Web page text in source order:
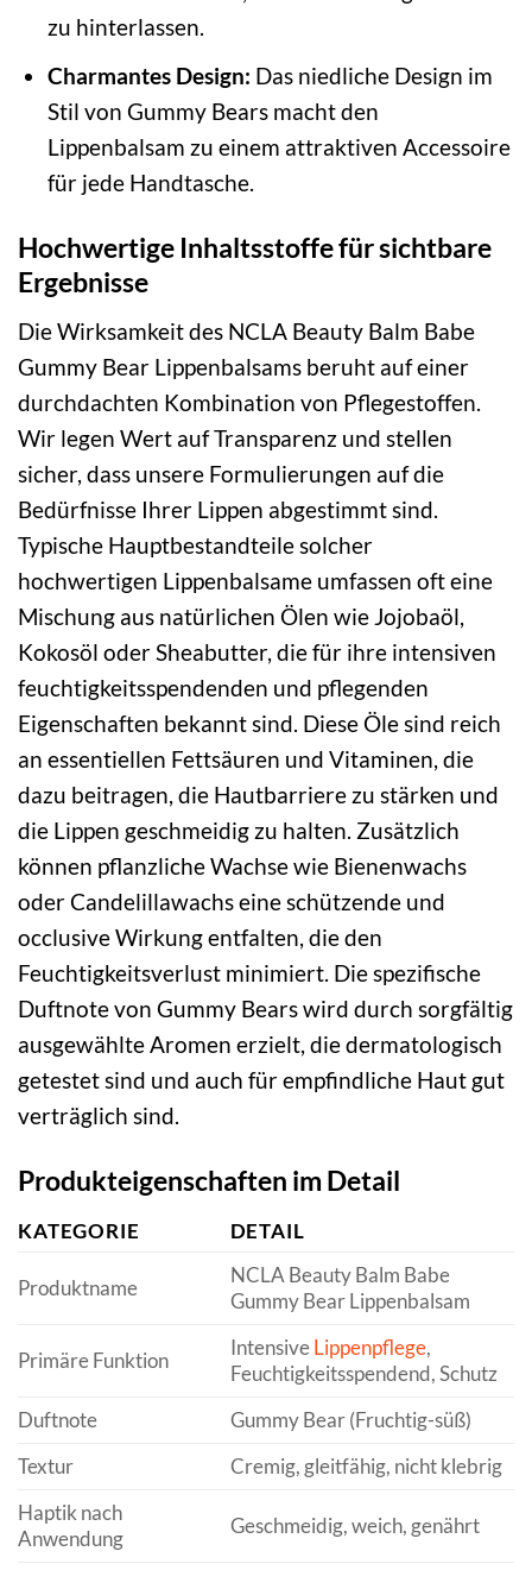
zu hinterlassen.
Charmantes Design: Das niedliche Design im
Stil von Gummy Bears macht den
Lippenbalsam zu einem attraktiven Accessoire
für jede Handtasche.
Hochwertige Inhaltsstoffe für sichtbare
Ergebnisse
Die Wirksamkeit des NCLA Beauty Balm Babe
Gummy Bear Lippenbalsams beruht auf einer
durchdachten Kombination von Pflegestoffen.
Wir legen Wert auf Transparenz und stellen
sicher, dass unsere Formulierungen auf die
Bedürfnisse Ihrer Lippen abgestimmt sind.
Typische Hauptbestandteile solcher
hochwertigen Lippenbalsame umfassen oft eine
Mischung aus natürlichen Ölen wie Jojobaöl,
Kokosöl oder Sheabutter, die für ihre intensiven
feuchtigkeitsspendenden und pflegenden
Eigenschaften bekannt sind. Diese Öle sind reich
an essentiellen Fettsäuren und Vitaminen, die
dazu beitragen, die Hautbarriere zu stärken und
die Lippen geschmeidig zu halten. Zusätzlich
können pflanzliche Wachse wie Bienenwachs
oder Candelillawachs eine schützende und
occlusive Wirkung entfalten, die den
Feuchtigkeitsverlust minimiert. Die spezifische
Duftnote von Gummy Bears wird durch sorgfältig
ausgewählte Aromen erzielt, die dermatologisch
getestet sind und auch für empfindliche Haut gut
verträglich sind.
Produkteigenschaften im Detail
KATEGORIE DETAIL
Produktname
NCLA Beauty Balm Babe
Gummy Bear Lippenbalsam
Primäre Funktion
IntensiveLippenpflege,
Feuchtigkeitsspendend, Schutz
Duftnote
Gummy Bear (Fruchtig-süß)
Textur
Cremig, gleitfähig, nicht klebrig
Haptik nach
Anwendung
Geschmeidig, weich, genährt